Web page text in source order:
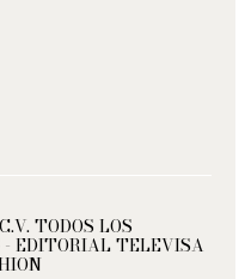
TODOS LOS
- EDITORIAL TELEVISA